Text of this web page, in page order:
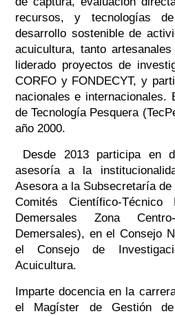
recursos, y tecnologías
desarrollo sostenible de
acuicultura, tanto
liderado proyectos de
CORFO y FONDECYT, y
nacionales e internacionales.
de Tecnología Pesquera
año 2000.
Desde 2013 participa en
asesoría a la
Asesora a la Subsecretaría
Comités Científico-Técnico
Demersales Zona
Demersales), en el Consejo
el Consejo de
Acuicultura.
Imparte docencia en la
el Magíster de Gestión de